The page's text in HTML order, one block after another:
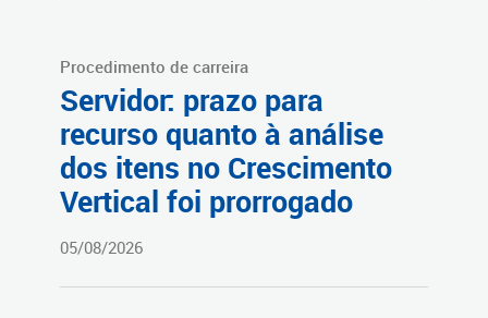
Procedimento de carreira
Servidor: prazo para
recurso quanto à análise
dos itens no Crescimento
Vertical foi prorrogado
05/08/2026